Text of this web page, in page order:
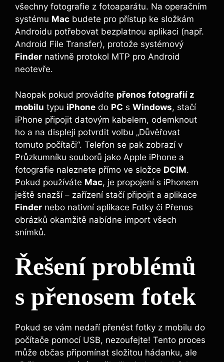
všechny fotografie z fotoaparátu. Na operačním
systému Mac budete pro přístup ke složkám
Androidu potřebovat bezplatnou aplikaci (např.
Android File Transfer), protože systémový
Finder nativně protokol MTP pro Android
neotevře.
Naopak pokud provádíte přenos fotografií z
mobilu typu iPhone do PC s Windows, stačí
iPhone připojit datovým kabelem, odemknout
ho a na displeji potvrdit volbu „Důvěřovat
tomuto počítači“. Telefon se pak zobrazí v
Průzkumníku souborů jako Apple iPhone a
fotografie naleznete přímo ve složce DCIM.
Pokud používáte Mac, je propojení s iPhonem
ještě snazší – zařízení stačí připojit a aplikace
Finder nebo nativní aplikace Fotky či Přenos
obrázků okamžitě nabídne import všech
snímků.
Řešení problémů
s přenosem fotek
Pokud se vám nedaří přenést fotky z mobilu do
počítače pomocí USB, nezoufejte! Tento proces
může občas připomínat složitou hádanku, ale